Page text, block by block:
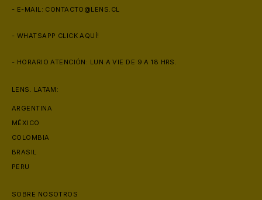
- E-MAIL: CONTACTO@LENS.CL
- WHATSAPP CLICK AQUÍ!
- HORARIO ATENCIÓN: LUN A VIE DE 9 A 18 HRS.
LENS. LATAM:
ARGENTINA
MÉXICO
COLOMBIA
BRASIL
PERU
SOBRE NOSOTROS